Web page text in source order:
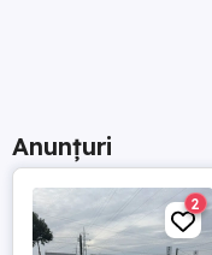
Anunțuri
2